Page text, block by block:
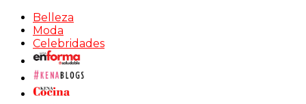
Belleza
Moda
Celebridades